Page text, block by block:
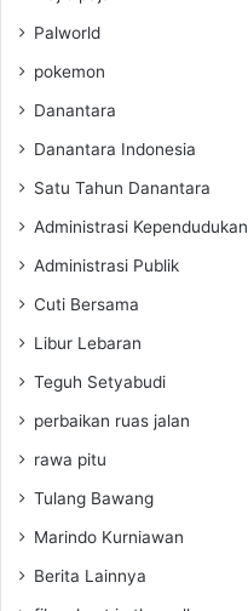
Palworld
pokemon
Danantara
Danantara Indonesia
Satu Tahun Danantara
Administrasi Kependudukan
Administrasi Publik
Cuti Bersama
Libur Lebaran
Teguh Setyabudi
perbaikan ruas jalan
rawa pitu
Tulang Bawang
Marindo Kurniawan
Berita Lainnya